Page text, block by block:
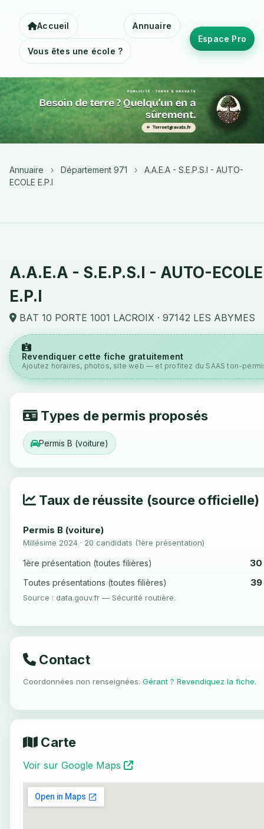
Accueil Annuaire
Vous êtes une école ?
Espace Pro
Annuaire › Département 971 ›
A.A.E.A - S.E.P.S.I - AUTO-
ECOLE E.P.I
A.A.E.A - S.E.P.S.I - AUTO-ECOLE
E.P.I
BAT 10 PORTE 1001 LACROIX · 97142 LES ABYMES
Revendiquer cette fiche gratuitement
Ajoutez horaires, photos, site web — et profitez du SAAS ton-
Types de permis proposés
Permis B (voiture)
Taux de réussite (source officielle)
Permis B (voiture)
Millésime 2024 · 20 candidats (1ère présentation)
1ère présentation (toutes filières) 30
Toutes présentations (toutes filières) 39
Source : data.gouv.fr — Sécurité routière.
Contact
Coordonnées non renseignées. Gérant ? Revendiquez la fiche.
Carte
Voir sur Google Maps